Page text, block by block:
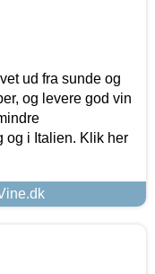
ud fra sunde og
og levere god vin
og i Italien. Klik her